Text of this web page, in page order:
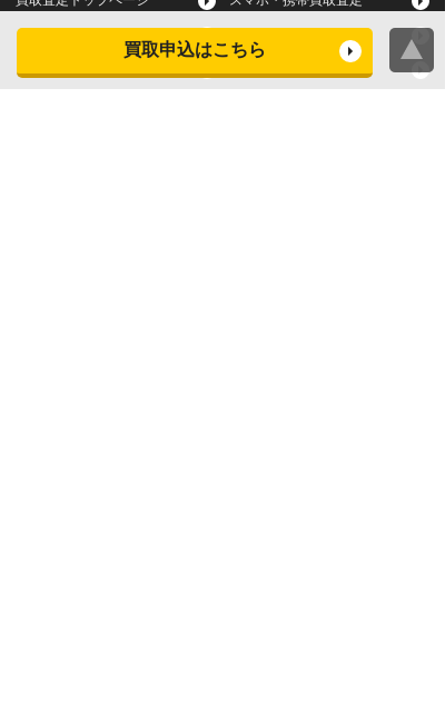
買取申込はこちら
タブレット買取査定
スマートウォッチ買取査定